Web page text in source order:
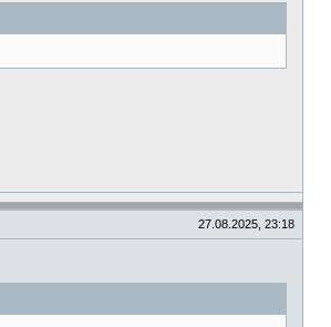
27.08.2025, 23:18